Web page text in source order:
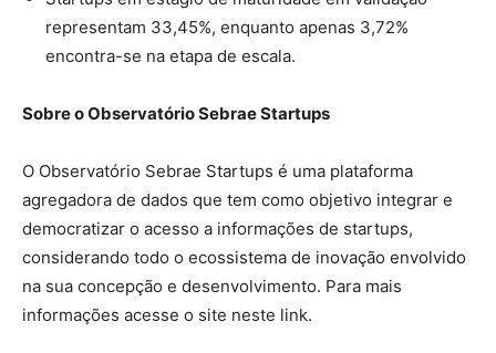
representam 33,45%, enquanto apenas 3,72%
encontra-se na etapa de escala.
Sobre o Observatório Sebrae Startups
O Observatório Sebrae Startups é uma plataforma
agregadora de dados que tem como objetivo integrar e
democratizar o acesso a informações de startups,
considerando todo o ecossistema de inovação envolvido
na sua concepção e desenvolvimento. Para mais
informações acesse o site neste link.